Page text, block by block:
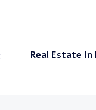
Real Estate In